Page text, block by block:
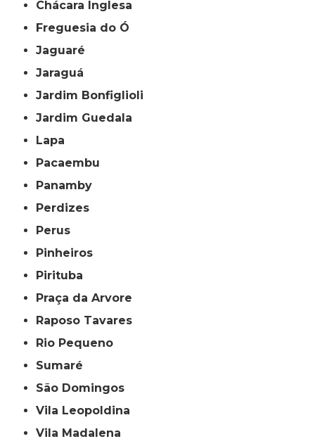
Chácara Inglesa
Freguesia do Ó
Jaguaré
Jaraguá
Jardim Bonfiglioli
Jardim Guedala
Lapa
Pacaembu
Panamby
Perdizes
Perus
Pinheiros
Pirituba
Praça da Arvore
Raposo Tavares
Rio Pequeno
Sumaré
São Domingos
Vila Leopoldina
Vila Madalena